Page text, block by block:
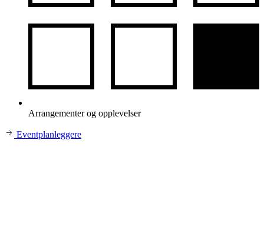
Arrangementer og opplevelser
Eventplanleggere